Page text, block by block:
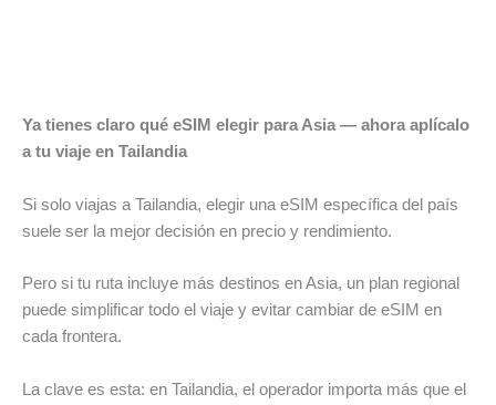
Ya tienes claro qué eSIM elegir para Asia — ahora aplícalo
a tu viaje en Tailandia
Si solo viajas a Tailandia, elegir una eSIM específica del país
suele ser la mejor decisión en precio y rendimiento.
Pero si tu ruta incluye más destinos en Asia, un plan regional
puede simplificar todo el viaje y evitar cambiar de eSIM en
cada frontera.
La clave es esta: en Tailandia, el operador importa más que el